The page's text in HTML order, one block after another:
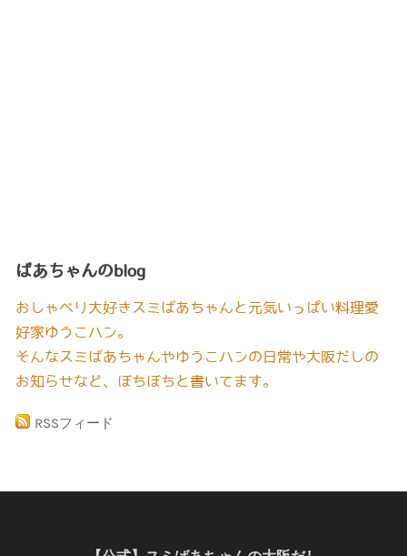
ばあちゃんのblog
おしゃべり大好きスミばあちゃんと元気いっぱい料理愛
好家ゆうこハン。
そんなスミばあちゃんやゆうこハンの日常や大阪だしの
お知らせなど、ぼちぼちと書いてます。
RSSフィード